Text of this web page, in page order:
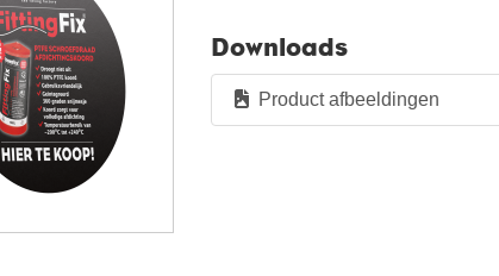
Downloads
Product afbeeldingen